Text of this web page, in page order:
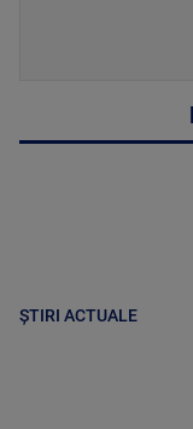
ȘTIRI ACTUALE